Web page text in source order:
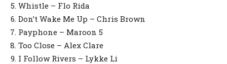
Whistle – Flo Rida
Don’t Wake Me Up – Chris Brown
Payphone – Maroon 5
Too Close – Alex Clare
I Follow Rivers – Lykke Li